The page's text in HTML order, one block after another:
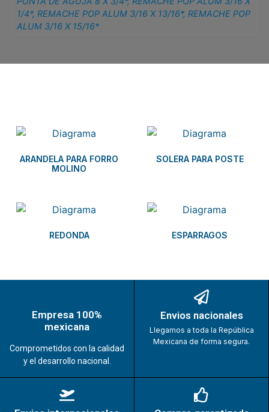
1/4*,REMACHE POP ALUM 3/16 X 13/16*,REMACHE POP
ALUM 3/16 X 15/16*
ARANDELA PARA FORRO
MOLINO
SOLERA PARA POSTE
REDONDA ESPARRAGOS
Empresa 100%
mexicana
Comprometidos con la calidad
y el desarrollo nacional.
Envios nacionales
Llegamos a toda la República
Mexicana de forma segura.